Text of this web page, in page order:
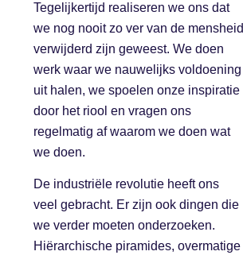
Tegelijkertijd realiseren we ons dat
we nog nooit zo ver van de mensheid
verwijderd zijn geweest. We doen
werk waar we nauwelijks voldoening
uit halen, we spoelen onze inspiratie
door het riool en vragen ons
regelmatig af waarom we doen wat
we doen.
De industriële revolutie heeft ons
veel gebracht. Er zijn ook dingen die
we verder moeten onderzoeken.
Hiërarchische piramides, overmatige